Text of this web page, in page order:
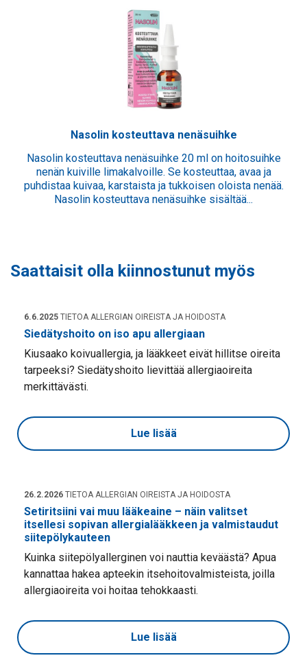
Nasolin kosteuttava nenäsuihke
Nasolin kosteuttava nenäsuihke 20 ml on hoitosuihke
nenän kuiville limakalvoille. Se kosteuttaa, avaa ja
puhdistaa kuivaa, karstaista ja tukkoisen oloista nenää.
Nasolin kosteuttava nenäsuihke sisältää...
Saattaisit olla kiinnostunut myös
6.6.2025 TIETOA ALLERGIAN OIREISTA JA HOIDOSTA
Siedätyshoito on iso apu allergiaan
Kiusaako koivuallergia, ja lääkkeet eivät hillitse oireita
tarpeeksi? Siedätyshoito lievittää allergiaoireita
merkittävästi.
Lue lisää
26.2.2026 TIETOA ALLERGIAN OIREISTA JA HOIDOSTA
Setiritsiini vai muu lääkeaine – näin valitset
itsellesi sopivan allergialääkkeen ja valmistaudut
siitepölykauteen
Kuinka siitepölyallerginen voi nauttia keväästä? Apua
kannattaa hakea apteekin itsehoitovalmisteista, joilla
allergiaoireita voi hoitaa tehokkaasti.
Lue lisää